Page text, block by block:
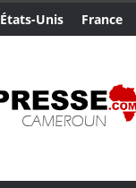
États-Unis France